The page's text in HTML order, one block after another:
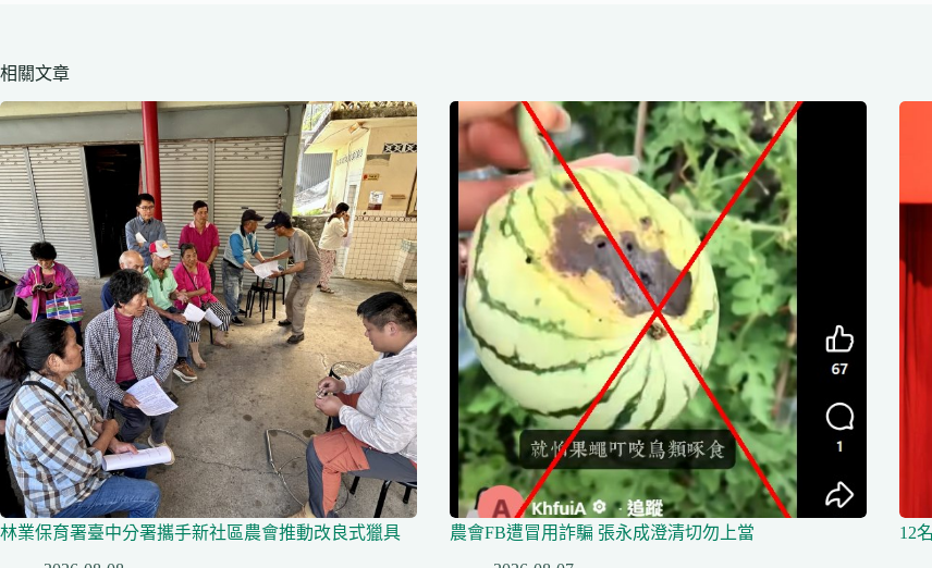
相關文章
林業保育署臺中分署攜手新社區農會推動改良式獵具
農會FB遭冒用詐騙 張永成澄清切勿上當
12